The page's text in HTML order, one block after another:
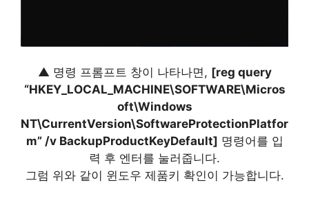
▲ 명령 프롬프트 창이 나타나면, [reg query
“HKEY_LOCAL_MACHINE\SOFTWARE\Micros
oft\Windows
NT\CurrentVersion\SoftwareProtectionPlatfor
m” /v BackupProductKeyDefault] 명령어를 입
력 후 엔터를 눌러줍니다.
그럼 위와 같이 윈도우 제품키 확인이 가능합니다.